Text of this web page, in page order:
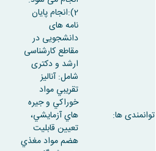
توانمندی ها:
2):انجام پایان
نامه های
دانشجویی در
مقاطع کارشناسی
ارشد و دکتری
شامل: آناليز
تقريبي مواد
خوراكي و جيره
هاي آزمايشي،
تعيين قابلیت
هضم مواد مغذي